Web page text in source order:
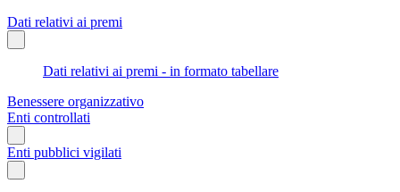
Dati relativi ai premi
Dati relativi ai premi - in formato tabellare
Benessere organizzativo
Enti controllati
Enti pubblici vigilati